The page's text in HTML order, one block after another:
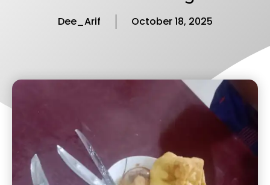
Dee_Arif October 18, 2025